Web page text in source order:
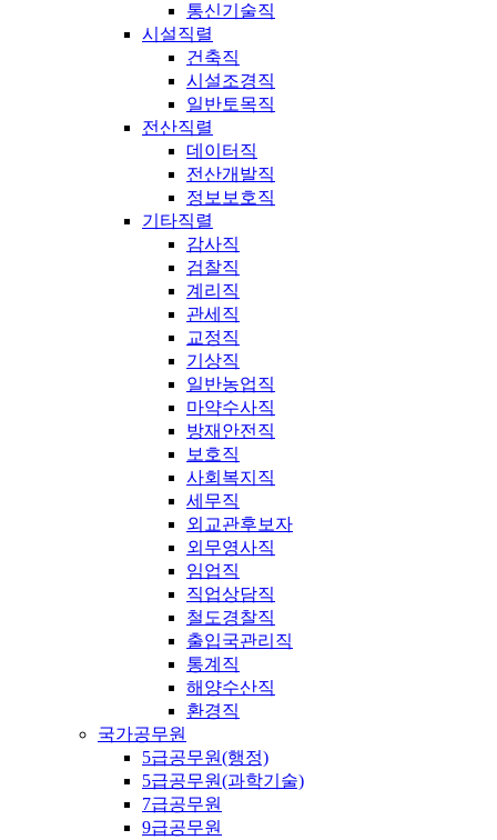
통신기술직
시설직렬
건축직
시설조경직
일반토목직
전산직렬
데이터직
전산개발직
정보보호직
기타직렬
감사직
검찰직
계리직
관세직
교정직
기상직
일반농업직
마약수사직
방재안전직
보호직
사회복지직
세무직
외교관후보자
외무영사직
임업직
직업상담직
철도경찰직
출입국관리직
통계직
해양수산직
환경직
국가공무원
5급공무원(행정)
5급공무원(과학기술)
7급공무원
9급공무원